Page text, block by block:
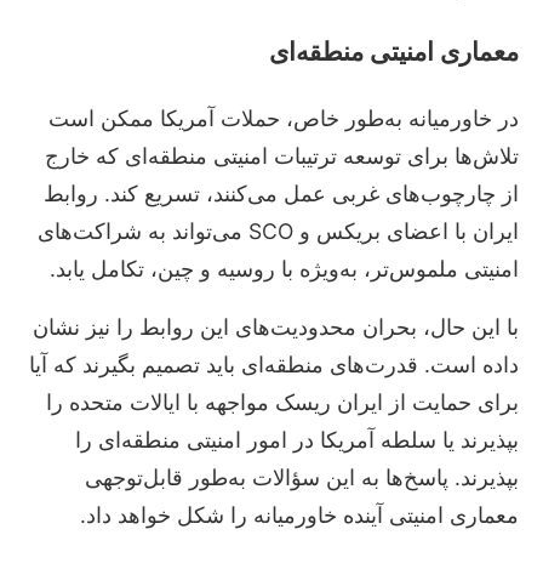
معماری امنیتی منطقه‌ای
در خاورمیانه به‌طور خاص، حملات آمریکا ممکن است
تلاش‌ها برای توسعه ترتیبات امنیتی منطقه‌ای که خارج
از چارچوب‌های غربی عمل می‌کنند، تسریع کند. روابط
ایران با اعضای بریکس و SCO می‌تواند به شراکت‌های
امنیتی ملموس‌تر، به‌ویژه با روسیه و چین، تکامل یابد.
با این حال، بحران محدودیت‌های این روابط را نیز نشان
داده است. قدرت‌های منطقه‌ای باید تصمیم بگیرند که آیا
برای حمایت از ایران ریسک مواجهه با ایالات متحده را
بپذیرند یا سلطه آمریکا در امور امنیتی منطقه‌ای را
بپذیرند. پاسخ‌ها به این سؤالات به‌طور قابل‌توجهی
معماری امنیتی آینده خاورمیانه را شکل خواهد داد.